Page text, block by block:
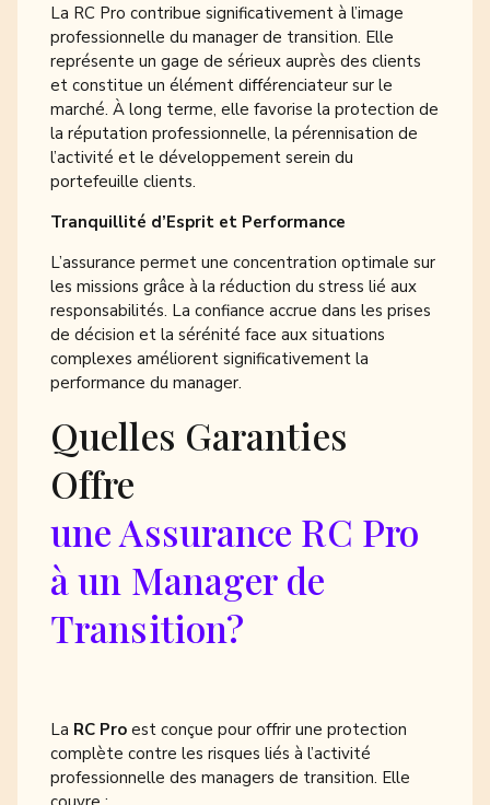
La RC Pro contribue significativement à l’image
professionnelle du manager de transition. Elle
représente un gage de sérieux auprès des clients
et constitue un élément différenciateur sur le
marché. À long terme, elle favorise la protection de
la réputation professionnelle, la pérennisation de
l’activité et le développement serein du
portefeuille clients.
Tranquillité d’Esprit et Performance
L’assurance permet une concentration optimale sur
les missions grâce à la réduction du stress lié aux
responsabilités. La confiance accrue dans les prises
de décision et la sérénité face aux situations
complexes améliorent significativement la
performance du manager.
Quelles Garanties
Offre
une Assurance RC Pro
à un Manager de
Transition?
La RC Pro est conçue pour offrir une protection
complète contre les risques liés à l’activité
professionnelle des managers de transition. Elle